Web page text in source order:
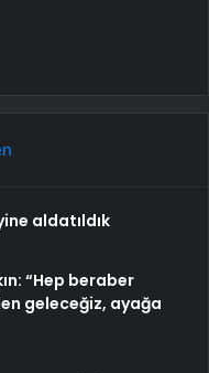
aldatıldık
“Hep beraber
geleceğiz, ayağa